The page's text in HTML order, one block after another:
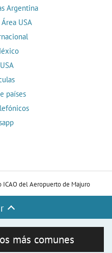
Argentina
USA
países
ICAO del Aeropuerto de Majuro
más comunes